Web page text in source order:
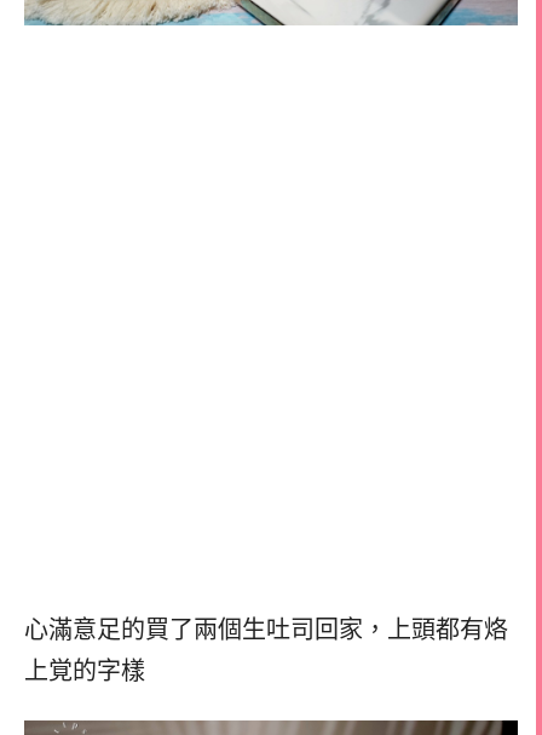
心滿意足的買了兩個生吐司回家，
上頭都有烙
上覚的字樣